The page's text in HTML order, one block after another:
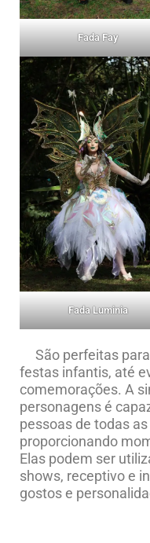
Fada Fay
Fada Luminia
São perfeitas para
festas infantis, até
comemorações. A
personagens é
pessoas de todas
proporcionando
Elas podem ser
shows, receptivo e
gostos e